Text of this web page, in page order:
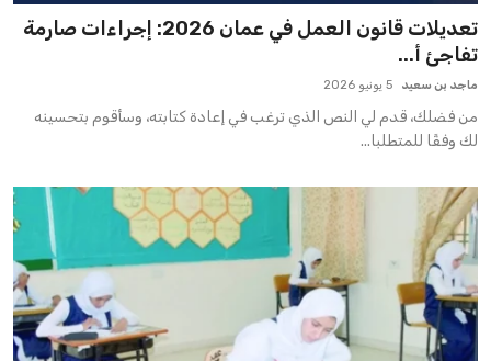
تعديلات قانون العمل في عمان 2026: إجراءات صارمة
تفاجئ أ...
ماجد بن سعيد 5 يونيو 2026
من فضلك، قدم لي النص الذي ترغب في إعادة كتابته، وسأقوم بتحسينه
لك وفقًا للمتطلبا...